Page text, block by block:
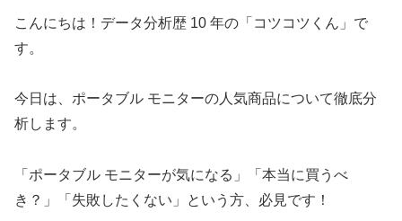
こんにちは！データ分析歴 10 年の「コツコツくん」で
す。
今日は、ポータブル モニターの人気商品について徹底分
析します。
「ポータブル モニターが気になる」「本当に買うべ
き？」「失敗したくない」という方、必見です！